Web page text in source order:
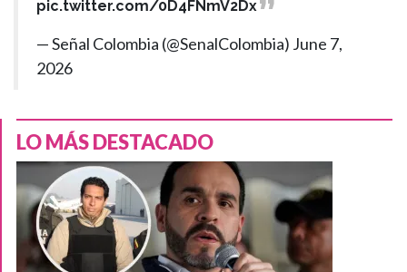
pic.twitter.com/0D4FNmV2Dx
— Señal Colombia (@SenalColombia) June 7,
2026
LO MÁS DESTACADO